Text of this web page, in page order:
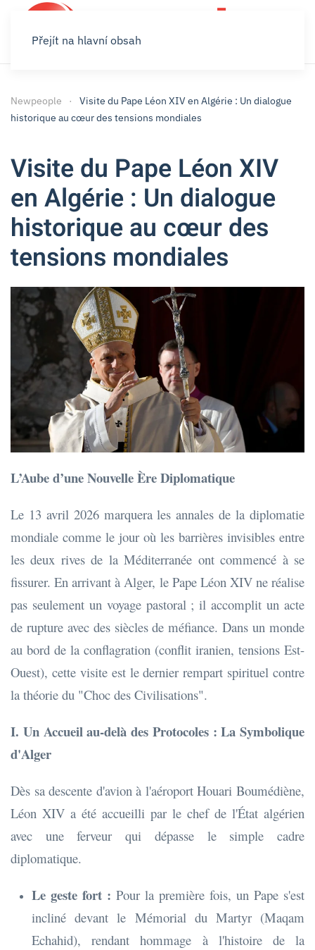
Přejít na hlavní obsah
Newpeople
Visite du Pape Léon XIV en Algérie : Un dialogue
historique au cœur des tensions mondiales
Visite du Pape Léon XIV
en Algérie : Un dialogue
historique au cœur des
tensions mondiales
L’Aube d’une Nouvelle Ère Diplomatique
Le 13 avril 2026 marquera les annales de la diplomatie
mondiale comme le jour où les barrières invisibles entre
les deux rives de la Méditerranée ont commencé à se
fissurer. En arrivant à Alger, le Pape Léon XIV ne réalise
pas seulement un voyage pastoral ; il accomplit un acte
de rupture avec des siècles de méfiance. Dans un monde
au bord de la conflagration (conflit iranien, tensions Est-
Ouest), cette visite est le dernier rempart spirituel contre
la théorie du "Choc des Civilisations".
I. Un Accueil au-delà des Protocoles : La Symbolique
d'Alger
Dès sa descente d'avion à l'aéroport Houari Boumédiène,
Léon XIV a été accueilli par le chef de l'État algérien
avec une ferveur qui dépasse le simple cadre
diplomatique.
Le geste fort : Pour la première fois, un Pape s'est
incliné devant le Mémorial du Martyr (Maqam
Echahid), rendant hommage à l'histoire de la